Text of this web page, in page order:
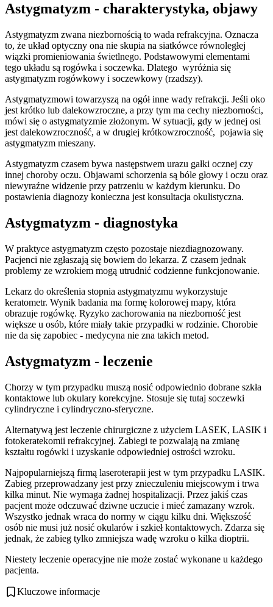
Astygmatyzm - charakterystyka, objawy
Astygmatyzm zwana niezbornością to wada refrakcyjna. Oznacza
to, że układ optyczny ona nie skupia na siatkówce równoległej
wiązki promieniowania świetlnego. Podstawowymi elementami
tego układu są rogówka i soczewka. Dlatego wyróżnia się
astygmatyzm rogówkowy i soczewkowy (rzadszy).
Astygmatyzmowi towarzyszą na ogół inne wady refrakcji. Jeśli oko
jest krótko lub dalekowzroczne, a przy tym ma cechy niezborności,
mówi się o astygmatyzmie złożonym. W sytuacji, gdy w jednej osi
jest dalekowzroczność, a w drugiej krótkowzroczność, pojawia się
astygmatyzm mieszany.
Astygmatyzm czasem bywa następstwem urazu gałki ocznej czy
innej choroby oczu. Objawami schorzenia są bóle głowy i oczu oraz
niewyraźne widzenie przy patrzeniu w każdym kierunku. Do
postawienia diagnozy konieczna jest konsultacja okulistyczna.
Astygmatyzm - diagnostyka
W praktyce astygmatyzm często pozostaje niezdiagnozowany.
Pacjenci nie zgłaszają się bowiem do lekarza. Z czasem jednak
problemy ze wzrokiem mogą utrudnić codzienne funkcjonowanie.
Lekarz do określenia stopnia astygmatyzmu wykorzystuje
keratometr. Wynik badania ma formę kolorowej mapy, która
obrazuje rogówkę. Ryzyko zachorowania na niezborność jest
większe u osób, które miały takie przypadki w rodzinie. Chorobie
nie da się zapobiec - medycyna nie zna takich metod.
Astygmatyzm - leczenie
Chorzy w tym przypadku muszą nosić odpowiednio dobrane szkła
kontaktowe lub okulary korekcyjne. Stosuje się tutaj soczewki
cylindryczne i cylindryczno-sferyczne.
Alternatywą jest leczenie chirurgiczne z użyciem LASEK, LASIK i
fotokeratekomii refrakcyjnej. Zabiegi te pozwalają na zmianę
kształtu rogówki i uzyskanie odpowiedniej ostrości wzroku.
Najpopularniejszą firmą laseroterapii jest w tym przypadku LASIK.
Zabieg przeprowadzany jest przy znieczuleniu miejscowym i trwa
kilka minut. Nie wymaga żadnej hospitalizacji. Przez jakiś czas
pacjent może odczuwać dziwne uczucie i mieć zamazany wzrok.
Wszystko jednak wraca do normy w ciągu kilku dni. Większość
osób nie musi już nosić okularów i szkieł kontaktowych. Zdarza się
jednak, że zabieg tylko zmniejsza wadę wzroku o kilka dioptrii.
Niestety leczenie operacyjne nie może zostać wykonane u każdego
pacjenta.
Kluczowe informacje